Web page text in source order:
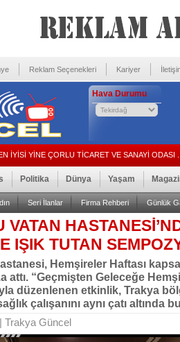
Reklam Seçenekleri Kariyer
Hava Durumu
İYİSİ YİNE ÇORLU TİCARET VE SANAYİ ODASI
Politika Dünya Yaşam
Seri İlanlar Firma Rehberi Günlük
VATAN
IŞIK TUTAN
Hemşireler Haftası
attı. “Geçmişten Geleceğe
düzenlenen etkinlik, Trakya
çalışanını aynı çatı altında
Trakya Güncel